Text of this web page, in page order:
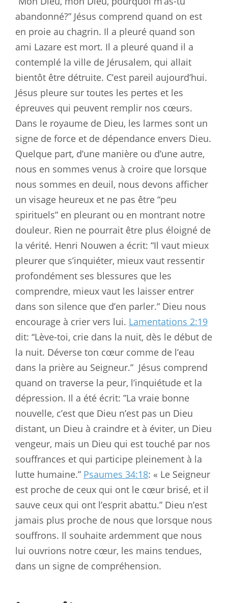
abandonné?” Jésus comprend quand on est
en proie au chagrin. Il a pleuré quand son
ami Lazare est mort. Il a pleuré quand il a
contemplé la ville de Jérusalem, qui allait
bientôt être détruite. C’est pareil aujourd’hui.
Jésus pleure sur toutes les pertes et les
épreuves qui peuvent remplir nos cœurs.
Dans le royaume de Dieu, les larmes sont un
signe de force et de dépendance envers Dieu.
Quelque part, d’une manière ou d’une autre,
nous en sommes venus à croire que lorsque
nous sommes en deuil, nous devons afficher
un visage heureux et ne pas être “peu
spirituels” en pleurant ou en montrant notre
douleur. Rien ne pourrait être plus éloigné de
la vérité. Henri Nouwen a écrit: “Il vaut mieux
pleurer que s’inquiéter, mieux vaut ressentir
profondément ses blessures que les
comprendre, mieux vaut les laisser entrer
dans son silence que d’en parler.” Dieu nous
encourage à crier vers lui. Lamentations 2:19
dit: “Lève-toi, crie dans la nuit, dès le début de
la nuit. Déverse ton cœur comme de l’eau
dans la prière au Seigneur.” Jésus comprend
quand on traverse la peur, l’inquiétude et la
dépression. Il a été écrit: ”La vraie bonne
nouvelle, c’est que Dieu n’est pas un Dieu
distant, un Dieu à craindre et à éviter, un Dieu
vengeur, mais un Dieu qui est touché par nos
souffrances et qui participe pleinement à la
lutte humaine.” Psaumes 34:18: « Le Seigneur
est proche de ceux qui ont le cœur brisé, et il
sauve ceux qui ont l’esprit abattu.” Dieu n’est
jamais plus proche de nous que lorsque nous
souffrons. Il souhaite ardemment que nous
lui ouvrions notre cœur, les mains tendues,
dans un signe de compréhension.